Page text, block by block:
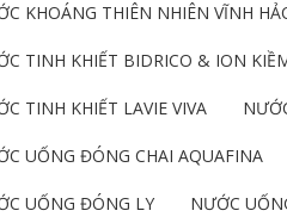
KHOÁNG THIÊN NHIÊN VĨNH
TINH KHIẾT BIDRICO & ION
TINH KHIẾT LAVIE VIVA
UỐNG ĐÓNG CHAI AQUAFINA
UỐNG ĐÓNG LY NƯỚC